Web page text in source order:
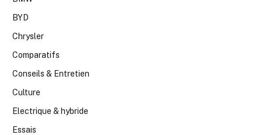
BYD
Chrysler
Comparatifs
Conseils & Entretien
Culture
Electrique & hybride
Essais